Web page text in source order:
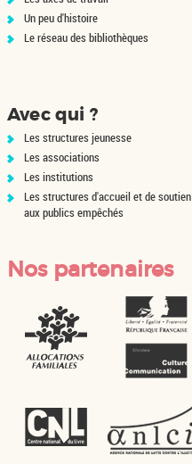
Un peu d'histoire
Le réseau des bibliothèques
Avec qui ?
Les structures jeunesse
Les associations
Les institutions
Les structures d'accueil et de soutien
aux publics empêchés
Nos partenaires